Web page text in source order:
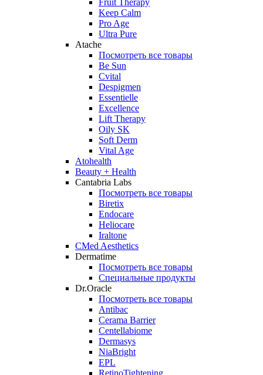
Fruit Therapy
Keep Calm
Pro Age
Ultra Pure
Atache
Посмотреть все товары
Be Sun
Cvital
Despigmen
Essentielle
Excellence
Lift Therapy
Oily SK
Soft Derm
Vital Age
Atohealth
Beauty + Health
Cantabria Labs
Посмотреть все товары
Biretix
Endocare
Heliocare
Iraltone
CMed Aesthetics
Dermatime
Посмотреть все товары
Специальные продукты
Dr.Oracle
Посмотреть все товары
Antibac
Cerama Barrier
Centellabiome
Dermasys
NiaBright
EPL
RetinoTightening